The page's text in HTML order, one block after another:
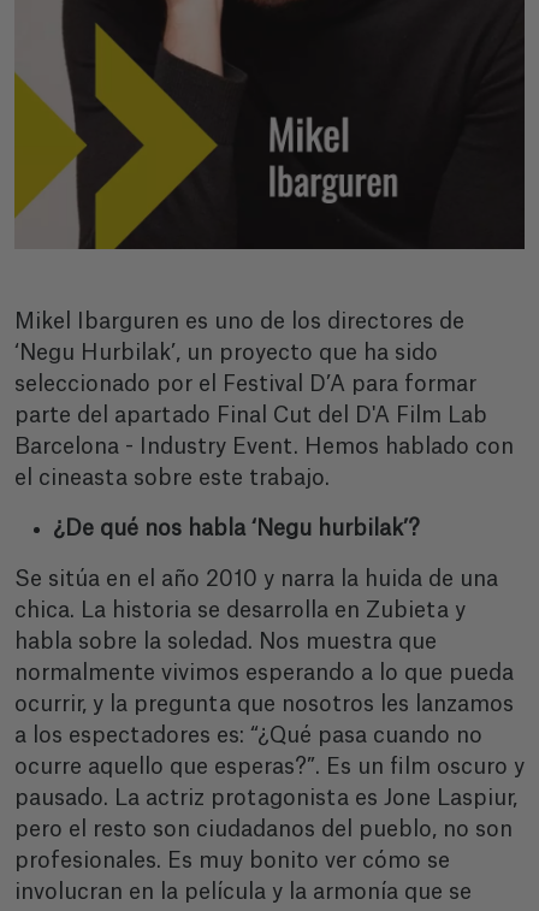
Mikel Ibarguren es uno de los directores de
‘Negu Hurbilak’, un proyecto que ha sido
seleccionado por el Festival D’A para formar
parte del apartado Final Cut del D'A Film Lab
Barcelona - Industry Event. Hemos hablado con
el cineasta sobre este trabajo.
¿De qué nos habla ‘Negu hurbilak’?
Se sitúa en el año 2010 y narra la huida de una
chica. La historia se desarrolla en Zubieta y
habla sobre la soledad. Nos muestra que
normalmente vivimos esperando a lo que pueda
ocurrir, y la pregunta que nosotros les lanzamos
a los espectadores es: “¿Qué pasa cuando no
ocurre aquello que esperas?”. Es un film oscuro y
pausado. La actriz protagonista es Jone Laspiur,
pero el resto son ciudadanos del pueblo, no son
profesionales. Es muy bonito ver cómo se
involucran en la película y la armonía que se